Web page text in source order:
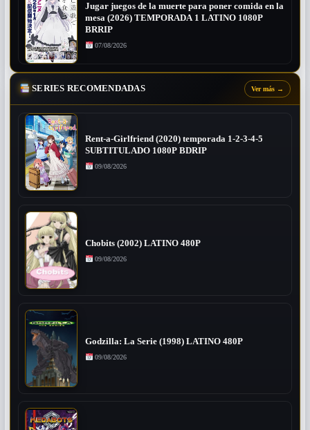
Jugar juegos de la muerte para poner comida en la
mesa (2026) TEMPORADA 1 LATINO 1080P
BRRIP
07/08/2026
SERIES RECOMENDADAS Ver más →
Rent-a-Girlfriend (2020) temporada 1-2-3-4-5
SUBTITULADO 1080P BDRIP
09/08/2026
Chobits (2002) LATINO 480P
09/08/2026
Godzilla: La Serie (1998) LATINO 480P
09/08/2026